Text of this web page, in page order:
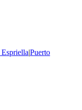
|Puerto